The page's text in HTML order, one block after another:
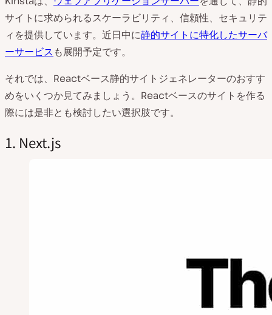
サイトに求められるスケーラビリティ、信頼性、セキュリテ
ィを提供しています。近日中に静的サイトに特化したサーバ
ーサービス も展開予定です。
それでは、Reactベース静的サイトジェネレーターのおすす
めをいくつか見てみましょう。Reactベースのサイトを作る
際には是非とも検討したい選択肢です。
1. Next.js